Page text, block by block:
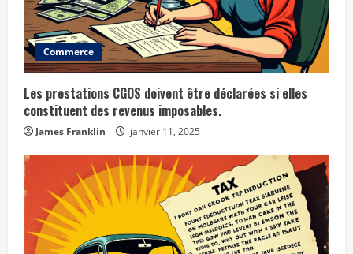
Commerce
Les prestations CGOS doivent être déclarées si elles
constituent des revenus imposables.
James Franklin janvier 11, 2025